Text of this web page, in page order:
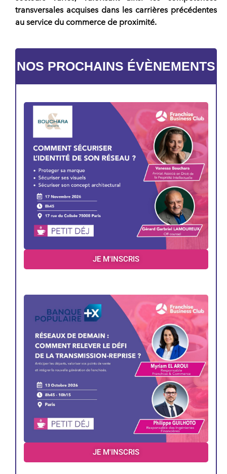
transversales acquises dans les carrières précédentes
au service du commerce de proximité.
NOS PROCHAINS ÉVÈNEMENTS
JE M'INSCRIS
JE M'INSCRIS